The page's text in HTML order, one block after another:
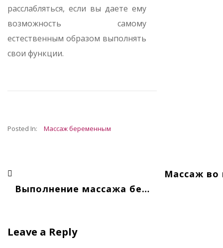
расслабляться, если вы даете ему
возможность самому
естественным образом выполнять
свои функции.
Posted In: Массаж беременным
Выполнение массажа беременным
Массаж во
Leave a Reply